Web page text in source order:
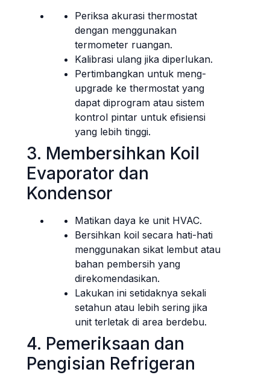
Periksa akurasi thermostat
dengan menggunakan
termometer ruangan.
Kalibrasi ulang jika diperlukan.
Pertimbangkan untuk meng-
upgrade ke thermostat yang
dapat diprogram atau sistem
kontrol pintar untuk efisiensi
yang lebih tinggi.
3. Membersihkan Koil
Evaporator dan
Kondensor
Matikan daya ke unit HVAC.
Bersihkan koil secara hati-hati
menggunakan sikat lembut atau
bahan pembersih yang
direkomendasikan.
Lakukan ini setidaknya sekali
setahun atau lebih sering jika
unit terletak di area berdebu.
4. Pemeriksaan dan
Pengisian Refrigeran